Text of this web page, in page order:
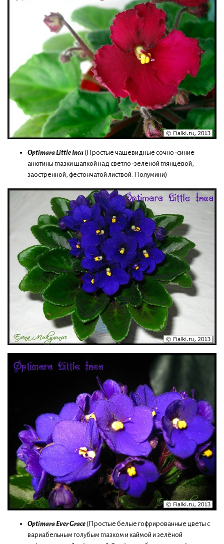
Optimara Little Inca(Простые чашевидные сочно-синие
анютины глазки шапкой над светло-зеленой глянцевой,
заостренной, фестончатой листвой. Полумини)
Optimara Ever Grace(Простые белые гофрированные цветы с
вариабельным голубым глазком и каймой и зелёной